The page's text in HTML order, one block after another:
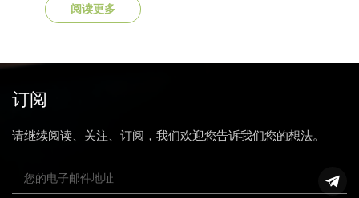
阅读更多
订阅
请继续阅读、关注、订阅，我们欢迎您告诉我们您的想法。